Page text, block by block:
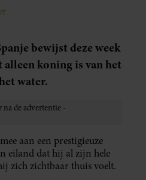
bewijst deze week
koning is van het
water.
aan een prestigieuze
eiland dat hij al zijn hele
zich zichtbaar thuis voelt.